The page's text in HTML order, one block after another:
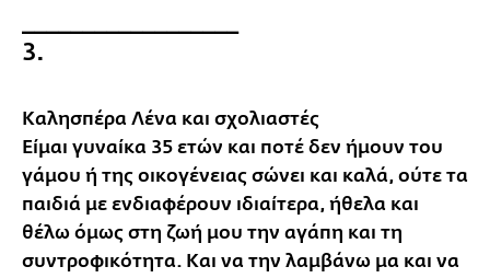
3.
Καλησπέρα Λένα και σχολιαστές
Είμαι γυναίκα 35 ετών και ποτέ δεν ήμουν του
γάμου ή της οικογένειας σώνει και καλά, ούτε τα
παιδιά με ενδιαφέρουν ιδιαίτερα, ήθελα και
θέλω όμως στη ζωή μου την αγάπη και τη
συντροφικότητα. Και να την λαμβάνω μα και να